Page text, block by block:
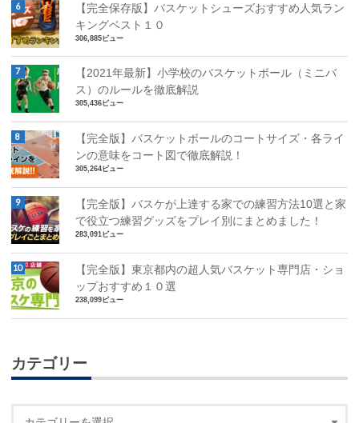
【完全保存版】バスケットシューズおすすめ人気ラン
キングベスト１０
306,885ビュー
【2021年最新】小学校のバスケットボール（ミニバ
ス）のルールを徹底解説
305,436ビュー
【完全版】バスケットボールのコートサイズ・各ライ
ンの意味をコート図で徹底解説！
305,264ビュー
【完全版】バスケが上達する家での練習方法10選と家
で役立つ練習グッズをプレイ別にまとめました！
283,091ビュー
【完全版】東京都内の超人気バスケット専門店・ショ
ップおすすめ１０選
238,099ビュー
カテゴリー